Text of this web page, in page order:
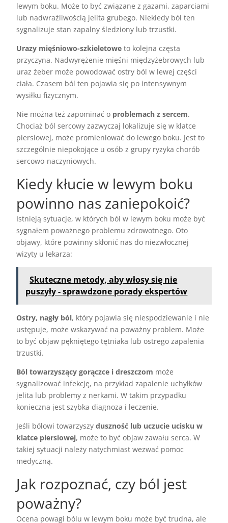
lewym boku. Może to być związane z gazami, zaparciami
lub nadwrażliwością jelita grubego. Niekiedy ból ten
sygnalizuje stan zapalny śledziony lub trzustki.
Urazy mięśniowo-szkieletowe to kolejna częsta
przyczyna. Nadwyrężenie mięśni międzyżebrowych lub
uraz żeber może powodować ostry ból w lewej części
ciała. Czasem ból ten pojawia się po intensywnym
wysiłku fizycznym.
Nie można też zapominać o problemach z sercem.
Chociaż ból sercowy zazwyczaj lokalizuje się w klatce
piersiowej, może promieniować do lewego boku. Jest to
szczególnie niepokojące u osób z grupy ryzyka chorób
sercowo-naczyniowych.
Kiedy kłucie w lewym boku
powinno nas zaniepokoić?
Istnieją sytuacje, w których ból w lewym boku może być
sygnałem poważnego problemu zdrowotnego. Oto
objawy, które powinny skłonić nas do niezwłocznej
wizyty u lekarza:
Skuteczne metody, aby włosy się nie
puszyły - sprawdzone porady ekspertów
Ostry, nagły ból, który pojawia się niespodziewanie i nie
ustępuje, może wskazywać na poważny problem. Może
to być objaw pękniętego tętniaka lub ostrego zapalenia
trzustki.
Ból towarzyszący gorączce i dreszczom może
sygnalizować infekcję, na przykład zapalenie uchyłków
jelita lub problemy z nerkami. W takim przypadku
konieczna jest szybka diagnoza i leczenie.
Jeśli bólowi towarzyszyduszność lub uczucie ucisku w
klatce piersiowej, może to być objaw zawału serca. W
takiej sytuacji należy natychmiast wezwać pomoc
medyczną.
Jak rozpoznać, czy ból jest
poważny?
Ocena powagi bólu w lewym boku może być trudna, ale